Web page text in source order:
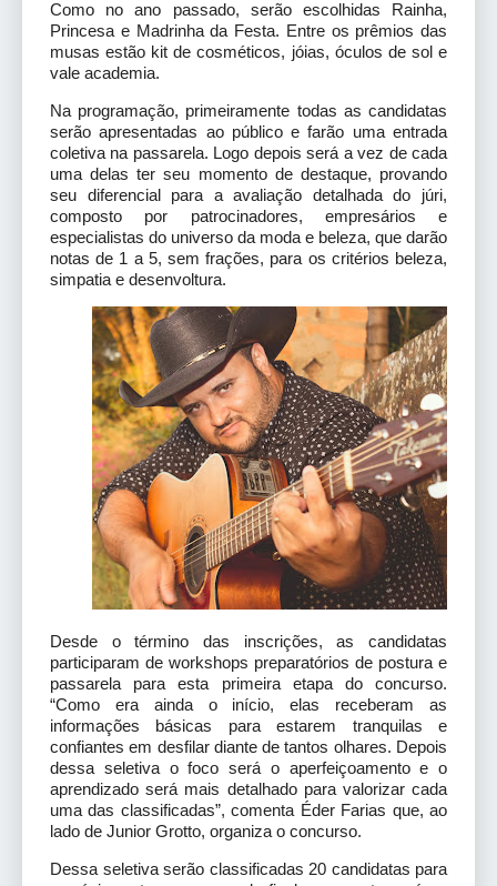
Como no ano passado, serão escolhidas Rainha,
Princesa e Madrinha da Festa. Entre os prêmios das
musas estão kit de cosméticos, jóias, óculos de sol e
vale academia.
Na programação, primeiramente todas as candidatas
serão apresentadas ao público e farão uma entrada
coletiva na passarela. Logo depois será a vez de cada
uma delas ter seu momento de destaque, provando
seu diferencial para a avaliação detalhada do júri,
composto por patrocinadores, empresários e
especialistas do universo da moda e beleza, que darão
notas de 1 a 5, sem frações, para os critérios beleza,
simpatia e desenvoltura.
Desde o término das inscrições, as candidatas
participaram de workshops preparatórios de postura e
passarela para esta primeira etapa do concurso.
“Como era ainda o início, elas receberam as
informações básicas para estarem tranquilas e
confiantes em desfilar diante de tantos olhares. Depois
dessa seletiva o foco será o aperfeiçoamento e o
aprendizado será mais detalhado para valorizar cada
uma das classificadas”, comenta Éder Farias que, ao
lado de Junior Grotto, organiza o concurso.
Dessa seletiva serão classificadas 20 candidatas para